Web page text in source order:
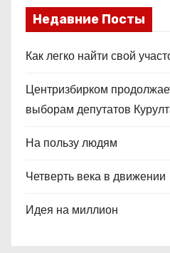
Недавние Посты
Как легко найти свой
Центризбирком
выборам депутатов
На пользу людям
Четверть века в движении
Идея на миллион